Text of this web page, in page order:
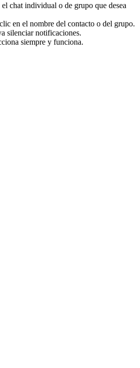
chat individual o de grupo que desea
en el nombre del contacto o del grupo.
silenciar notificaciones.
siempre y funciona.